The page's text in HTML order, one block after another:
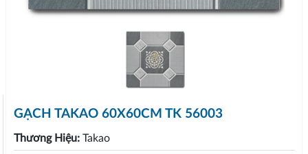
GẠCH TAKAO 60X60CM TK 56003
Thương Hiệu: Takao